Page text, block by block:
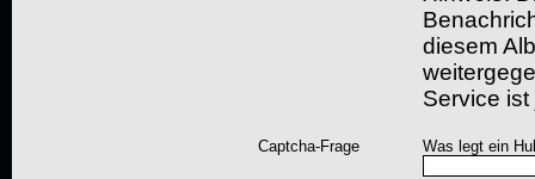
diesem
Service
Captcha-Frage Was legt ein